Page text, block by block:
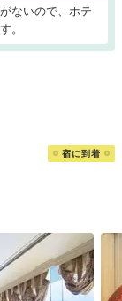
ないので、ホテ
。
宿に到着